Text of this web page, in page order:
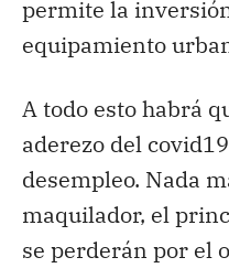
permite la
equipamiento
A todo esto habrá
aderezo del
desempleo. Nada
maquilador, el
se perderán por el